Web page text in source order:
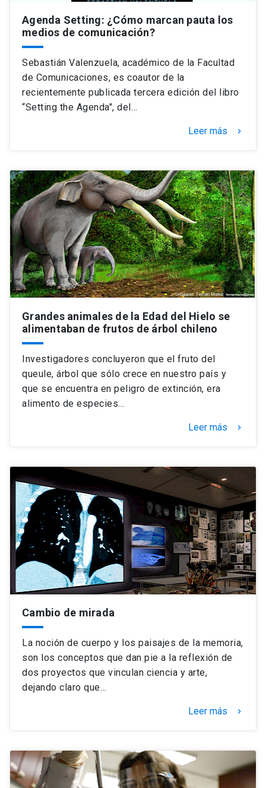
Académicos
Alumni launch
Padres y familia
Admisión launch
Mi Cuenta UC
Correo UC launch
Mi Portal UC launch
Agenda Setting: ¿Cómo marcan pauta los
medios de comunicación?
Sebastián Valenzuela, académico de la Facultad
de Comunicaciones, es coautor de la
recientemente publicada tercera edición del libro
“Setting the Agenda", del…
Leer más keyboard_arrow_right
Grandes animales de la Edad del Hielo se
alimentaban de frutos de árbol chileno
Investigadores concluyeron que el fruto del
queule, árbol que sólo crece en nuestro país y
que se encuentra en peligro de extinción, era
alimento de especies…
Leer más keyboard_arrow_right
Cambio de mirada
La noción de cuerpo y los paisajes de la memoria,
son los conceptos que dan pie a la reflexión de
dos proyectos que vinculan ciencia y arte,
dejando claro que…
Leer más keyboard_arrow_right